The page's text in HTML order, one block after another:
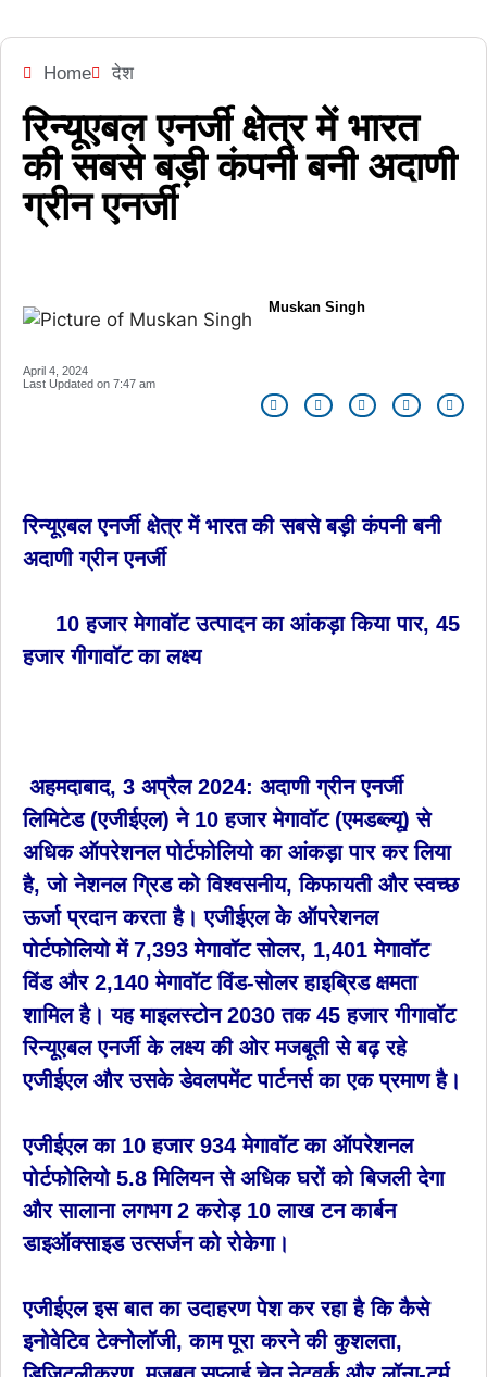
Home देश
रिन्यूएबल एनर्जी क्षेत्र में भारत
की सबसे बड़ी कंपनी बनी अदाणी
ग्रीन एनर्जी
Muskan Singh
April 4, 2024
Last Updated on 7:47 am
रिन्यूएबल एनर्जी क्षेत्र में भारत की सबसे बड़ी कंपनी बनी
अदाणी ग्रीन एनर्जी
10 हजार मेगावॉट उत्पादन का आंकड़ा किया पार, 45
हजार गीगावॉट का लक्ष्य
अहमदाबाद, 3 अप्रैल 2024: अदाणी ग्रीन एनर्जी
लिमिटेड (एजीईएल) ने 10 हजार मेगावॉट (एमडब्ल्यू) से
अधिक ऑपरेशनल पोर्टफोलियो का आंकड़ा पार कर लिया
है, जो नेशनल ग्रिड को विश्वसनीय, किफायती और स्वच्छ
ऊर्जा प्रदान करता है। एजीईएल के ऑपरेशनल
पोर्टफोलियो में 7,393 मेगावॉट सोलर, 1,401 मेगावॉट
विंड और 2,140 मेगावॉट विंड-सोलर हाइब्रिड क्षमता
शामिल है। यह माइलस्टोन 2030 तक 45 हजार गीगावॉट
रिन्यूएबल एनर्जी के लक्ष्य की ओर मजबूती से बढ़ रहे
एजीईएल और उसके डेवलपमेंट पार्टनर्स का एक प्रमाण है।
एजीईएल का 10 हजार 934 मेगावॉट का ऑपरेशनल
पोर्टफोलियो 5.8 मिलियन से अधिक घरों को बिजली देगा
और सालाना लगभग 2 करोड़ 10 लाख टन कार्बन
डाइऑक्साइड उत्सर्जन को रोकेगा।
एजीईएल इस बात का उदाहरण पेश कर रहा है कि कैसे
इनोवेटिव टेक्नोलॉजी, काम पूरा करने की कुशलता,